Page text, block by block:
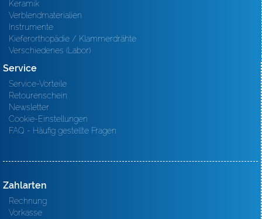
Keramik
Verblendmaterialien
Instrumente
Kieferorthopädie / Klammerdrähte
Verschiedenes (Labor)
Service
Service-Vorteile
Retourenschein
Newsletter
Cookie-Einstellungen
FAQ - Häufig gestellte Fragen
Zahlarten
Rechnung
Vorkasse